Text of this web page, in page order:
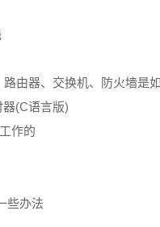
由器、交换机、防火墙是
(C语言版)
作的
些办法